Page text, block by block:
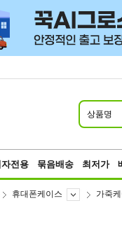
상품명
전용 묶음배송 최저가
휴대폰케이스 가죽